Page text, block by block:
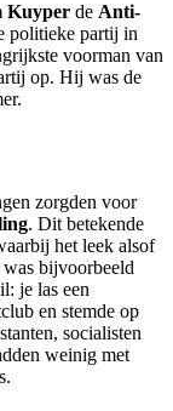
Kuyper de Anti-
politieke partij in
voorman van
op. Hij was de
zorgden voor
. Dit betekende
het leek alsof
was bijvoorbeeld
je las een
en stemde op
socialisten
weinig met